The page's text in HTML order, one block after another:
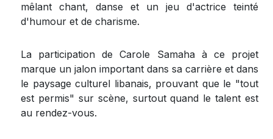
mêlant chant, danse et un jeu d'actrice teinté
d'humour et de charisme.
La participation de Carole Samaha à ce projet
marque un jalon important dans sa carrière et dans
le paysage culturel libanais, prouvant que le "tout
est permis" sur scène, surtout quand le talent est
au rendez-vous.